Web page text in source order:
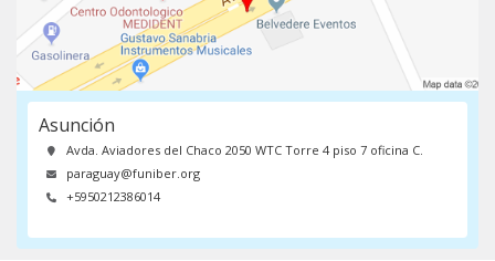
Asunción
Avda. Aviadores del Chaco 2050 WTC Torre 4 piso 7 oficina C.
paraguay@funiber.org
+5950212386014